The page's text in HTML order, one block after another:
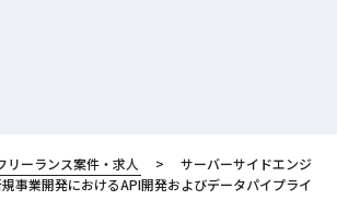
リーランス案件・求人
サーバーサイドエンジ
事業開発におけるAPI開発およびデータパイプライ